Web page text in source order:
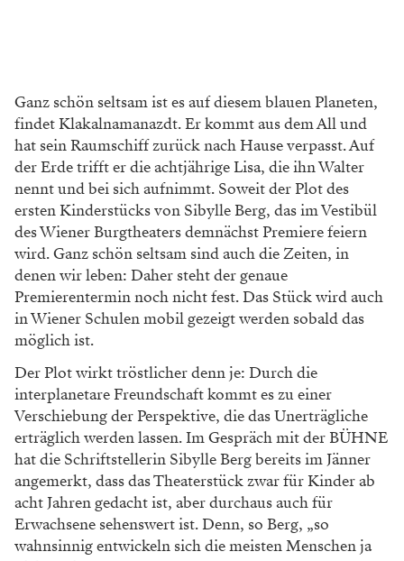
Ganz schön seltsam ist es auf diesem blauen Planeten,
findet Klakalnamanazdt. Er kommt aus dem All und
hat sein Raumschiff zurück nach Hause verpasst. Auf
der Erde trifft er die achtjährige Lisa, die ihn Walter
nennt und bei sich aufnimmt. Soweit der Plot des
ersten Kinderstücks von Sibylle Berg, das im Vestibül
des Wiener Burgtheaters demnächst Premiere feiern
wird. Ganz schön seltsam sind auch die Zeiten, in
denen wir leben: Daher steht der genaue
Premierentermin noch nicht fest. Das Stück wird auch
in Wiener Schulen mobil gezeigt werden sobald das
möglich ist.
Der Plot wirkt tröstlicher denn je: Durch die
interplanetare Freundschaft kommt es zu einer
Verschiebung der Perspektive, die das Unerträgliche
erträglich werden lassen. Im Gespräch mit der BÜHNE
hat die Schriftstellerin Sibylle Berg bereits im Jänner
angemerkt, dass das Theaterstück zwar für Kinder ab
acht Jahren gedacht ist, aber durchaus auch für
Erwachsene sehenswert ist. Denn, so Berg, „so
wahnsinnig entwickeln sich die meisten Menschen ja